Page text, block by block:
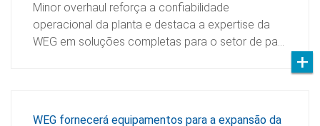
Minor overhaul reforça a confiabilidade
operacional da planta e destaca a expertise da
WEG em soluções completas para o setor de pa…
WEG fornecerá equipamentos para a expansão da